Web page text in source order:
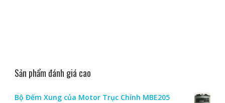
Sản phẩm đánh giá cao
Bộ Đếm Xung của Motor Trục Chính MBE205